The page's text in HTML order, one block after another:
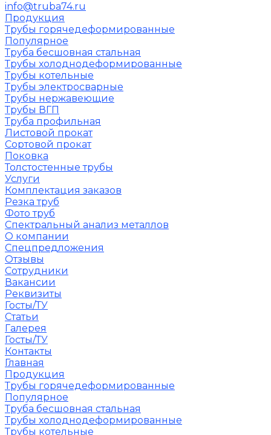
info@truba74.ru
Продукция
Трубы горячедеформированные
Популярное
Труба бесшовная стальная
Трубы холоднодеформированные
Трубы котельные
Трубы электросварные
Трубы нержавеющие
Трубы ВГП
Труба профильная
Листовой прокат
Сортовой прокат
Поковка
Толстостенные трубы
Услуги
Комплектация заказов
Резка труб
Фото труб
Спектральный анализ металлов
О компании
Спецпредложения
Отзывы
Сотрудники
Вакансии
Реквизиты
Госты/ТУ
Статьи
Галерея
Госты/ТУ
Контакты
Главная
Продукция
Трубы горячедеформированные
Популярное
Труба бесшовная стальная
Трубы холоднодеформированные
Трубы котельные